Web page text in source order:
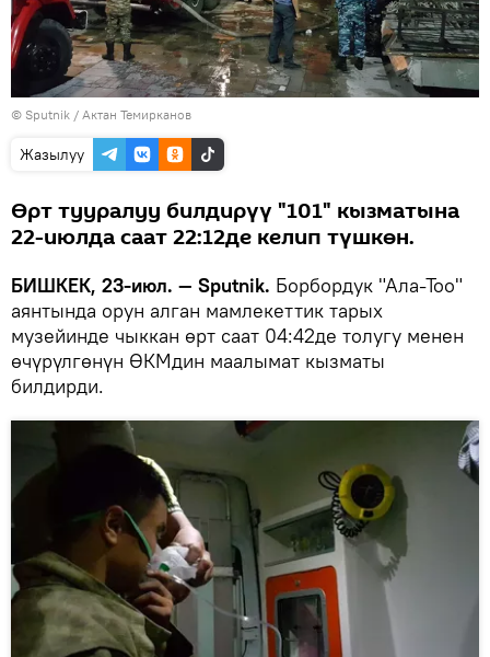
© Sputnik / Актан Темирканов
Жазылуу
Өрт тууралуу билдирүү "101" кызматына
22-июлда саат 22:12де келип түшкөн.
БИШКЕК, 23-июл. — Sputnik. Борбордук "Ала-Тоо"
аянтында орун алган мамлекеттик тарых
музейинде чыккан өрт саат 04:42де толугу менен
өчүрүлгөнүн ӨКМдин маалымат кызматы
билдирди.